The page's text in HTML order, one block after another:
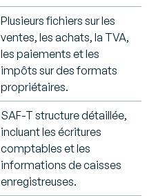
Plusieurs fichiers sur les
ventes, les achats, la TVA,
les paiements et les
impôts sur des formats
propriétaires.
SAF-T structure détaillée,
incluant les écritures
comptables et les
informations de caisses
enregistreuses.